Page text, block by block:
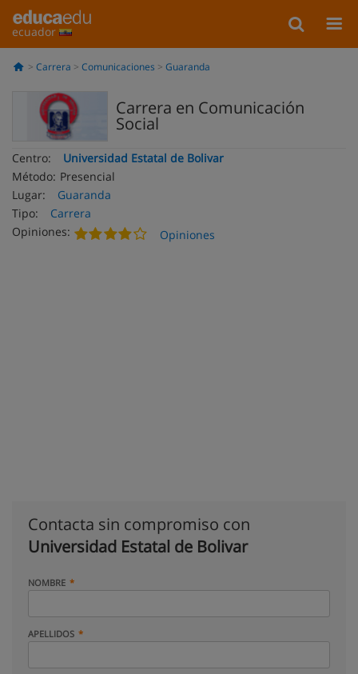
ecuador
Carrera Comunicaciones Guaranda
Carrera en Comunicación
Social
Centro:
Universidad Estatal de Bolivar
Método: Presencial
Lugar:
Guaranda
Tipo:
Carrera
Opiniones:
Opiniones
Contacta sin compromiso con
Universidad Estatal de Bolivar
NOMBRE
APELLIDOS